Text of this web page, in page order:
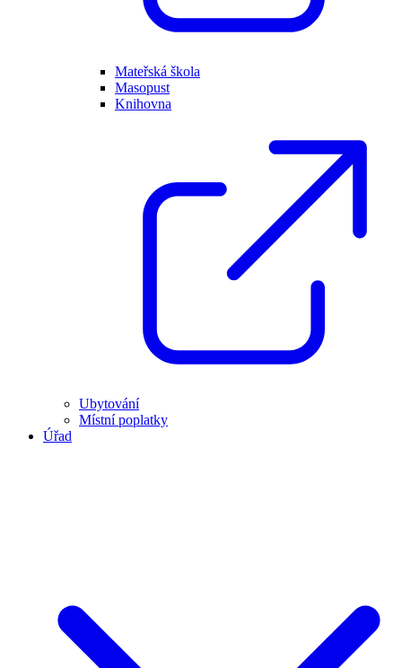
Mateřská škola
Masopust
Knihovna
Ubytování
Místní poplatky
Úřad